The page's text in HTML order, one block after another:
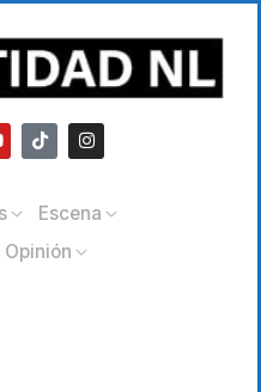
Escena
Opinión